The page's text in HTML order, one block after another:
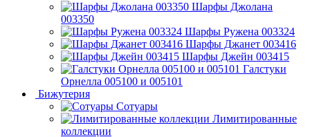
Шарфы Джолана
003350
Шарфы Ружена 003324
Шарфы Джанет 003416
Шарфы Джейн 003415
Галстуки
Орнелла 005100 и 005101
Бижутерия
Сотуары
Лимитированные
коллекции